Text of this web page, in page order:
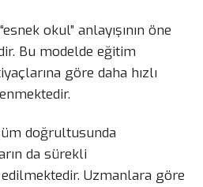
okul” anlayışının öne
Bu modelde eğitim
göre daha hızlı
doğrultusunda
da sürekli
Uzmanlara göre